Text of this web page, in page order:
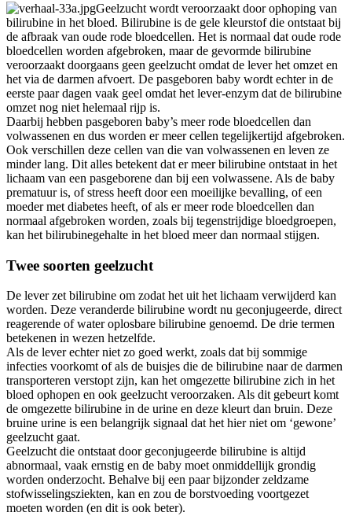
Geelzucht wordt veroorzaakt door ophoping van
bilirubine in het bloed. Bilirubine is de gele kleurstof die ontstaat bij
de afbraak van oude rode bloedcellen. Het is normaal dat oude rode
bloedcellen worden afgebroken, maar de gevormde bilirubine
veroorzaakt doorgaans geen geelzucht omdat de lever het omzet en
het via de darmen afvoert. De pasgeboren baby wordt echter in de
eerste paar dagen vaak geel omdat het lever-enzym dat de bilirubine
omzet nog niet helemaal rijp is.
Daarbij hebben pasgeboren baby’s meer rode bloedcellen dan
volwassenen en dus worden er meer cellen tegelijkertijd afgebroken.
Ook verschillen deze cellen van die van volwassenen en leven ze
minder lang. Dit alles betekent dat er meer bilirubine ontstaat in het
lichaam van een pasgeborene dan bij een volwassene. Als de baby
prematuur is, of stress heeft door een moeilijke bevalling, of een
moeder met diabetes heeft, of als er meer rode bloedcellen dan
normaal afgebroken worden, zoals bij tegenstrijdige bloedgroepen,
kan het bilirubinegehalte in het bloed meer dan normaal stijgen.
Twee soorten geelzucht
De lever zet bilirubine om zodat het uit het lichaam verwijderd kan
worden. Deze veranderde bilirubine wordt nu geconjugeerde, direct
reagerende of water oplosbare bilirubine genoemd. De drie termen
betekenen in wezen hetzelfde.
Als de lever echter niet zo goed werkt, zoals dat bij sommige
infecties voorkomt of als de buisjes die de bilirubine naar de darmen
transporteren verstopt zijn, kan het omgezette bilirubine zich in het
bloed ophopen en ook geelzucht veroorzaken. Als dit gebeurt komt
de omgezette bilirubine in de urine en deze kleurt dan bruin. Deze
bruine urine is een belangrijk signaal dat het hier niet om ‘gewone’
geelzucht gaat.
Geelzucht die ontstaat door geconjugeerde bilirubine is altijd
abnormaal, vaak ernstig en de baby moet onmiddellijk grondig
worden onderzocht. Behalve bij een paar bijzonder zeldzame
stofwisselingsziekten, kan en zou de borstvoeding voortgezet
moeten worden (en dit is ook beter).